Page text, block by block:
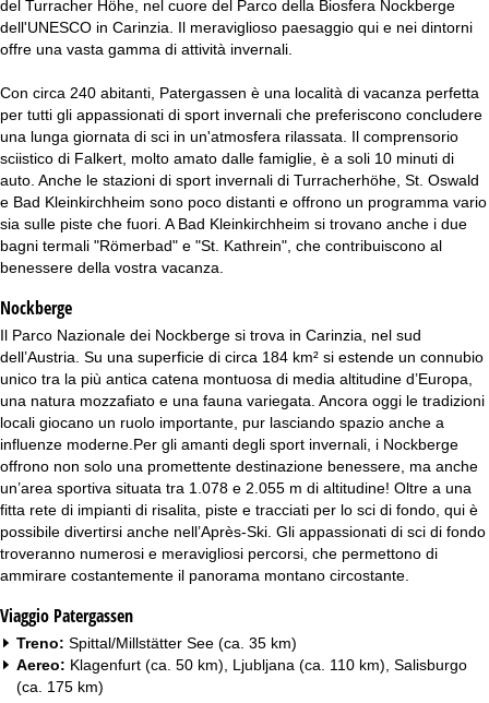
a
g
e
del Turracher Höhe, nel cuore del Parco della Biosfera Nockberge
dell'UNESCO in Carinzia. Il meraviglioso paesaggio qui e nei dintorni
offre una vasta gamma di attività invernali.
Con circa 240 abitanti, Patergassen è una località di vacanza perfetta
per tutti gli appassionati di sport invernali che preferiscono concludere
una lunga giornata di sci in un'atmosfera rilassata. Il comprensorio
sciistico di Falkert, molto amato dalle famiglie, è a soli 10 minuti di
auto. Anche le stazioni di sport invernali di Turracherhöhe, St. Oswald
e Bad Kleinkirchheim sono poco distanti e offrono un programma vario
sia sulle piste che fuori. A Bad Kleinkirchheim si trovano anche i due
bagni termali "Römerbad" e "St. Kathrein", che contribuiscono al
benessere della vostra vacanza.
Nockberge
Il Parco Nazionale dei Nockberge si trova in Carinzia, nel sud
dell’Austria. Su una superficie di circa 184 km² si estende un connubio
unico tra la più antica catena montuosa di media altitudine d’Europa,
una natura mozzafiato e una fauna variegata. Ancora oggi le tradizioni
locali giocano un ruolo importante, pur lasciando spazio anche a
influenze moderne.Per gli amanti degli sport invernali, i Nockberge
offrono non solo una promettente destinazione benessere, ma anche
un’area sportiva situata tra 1.078 e 2.055 m di altitudine! Oltre a una
fitta rete di impianti di risalita, piste e tracciati per lo sci di fondo, qui è
possibile divertirsi anche nell’Après-Ski. Gli appassionati di sci di fondo
troveranno numerosi e meravigliosi percorsi, che permettono di
ammirare costantemente il panorama montano circostante.
Viaggio Patergassen
Treno: Spittal/Millstätter See (ca. 35 km)
Aereo: Klagenfurt (ca. 50 km), Ljubljana (ca. 110 km), Salisburgo
(ca. 175 km)